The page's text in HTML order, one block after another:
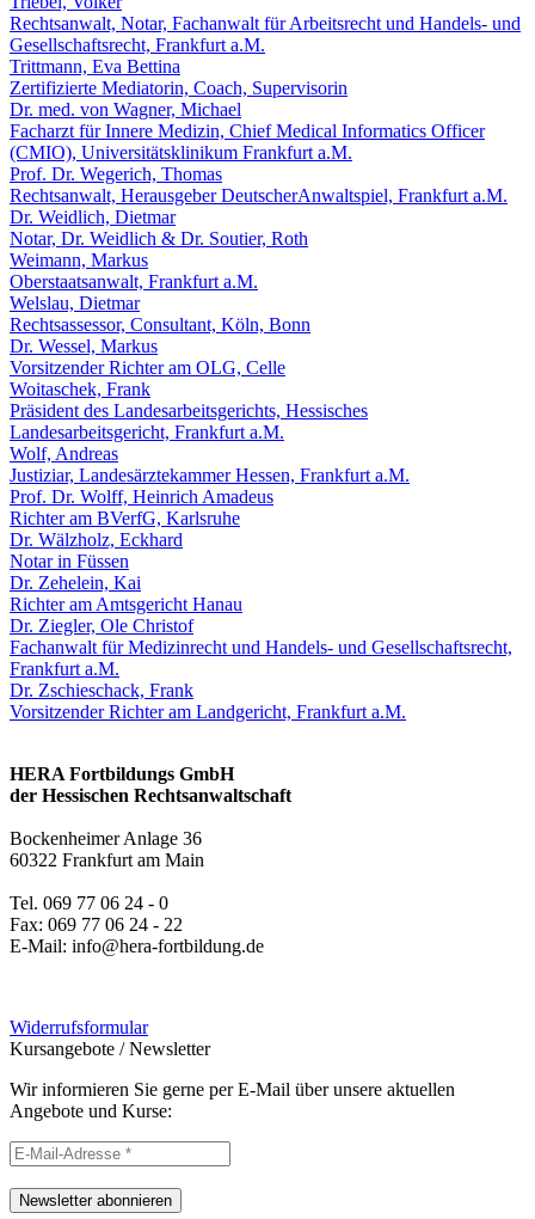
Rechtsanwalt, Notar, Fachanwalt für Arbeitsrecht und Handels- und
Gesellschaftsrecht, Frankfurt a.M.
Trittmann, Eva Bettina
Zertifizierte Mediatorin, Coach, Supervisorin
Dr. med. von Wagner, Michael
Facharzt für Innere Medizin, Chief Medical Informatics Officer
(CMIO), Universitätsklinikum Frankfurt a.M.
Prof. Dr. Wegerich, Thomas
Rechtsanwalt, Herausgeber DeutscherAnwaltspiel, Frankfurt a.M.
Dr. Weidlich, Dietmar
Notar, Dr. Weidlich & Dr. Soutier, Roth
Weimann, Markus
Oberstaatsanwalt, Frankfurt a.M.
Welslau, Dietmar
Rechtsassessor, Consultant, Köln, Bonn
Dr. Wessel, Markus
Vorsitzender Richter am OLG, Celle
Woitaschek, Frank
Präsident des Landesarbeitsgerichts, Hessisches
Landesarbeitsgericht, Frankfurt a.M.
Wolf, Andreas
Justiziar, Landesärztekammer Hessen, Frankfurt a.M.
Prof. Dr. Wolff, Heinrich Amadeus
Richter am BVerfG, Karlsruhe
Dr. Wälzholz, Eckhard
Notar in Füssen
Dr. Zehelein, Kai
Richter am Amtsgericht Hanau
Dr. Ziegler, Ole Christof
Fachanwalt für Medizinrecht und Handels- und Gesellschaftsrecht,
Frankfurt a.M.
Dr. Zschieschack, Frank
Vorsitzender Richter am Landgericht, Frankfurt a.M.
HERA Fortbildungs GmbH
der Hessischen Rechtsanwaltschaft
Bockenheimer Anlage 36
60322 Frankfurt am Main
Tel. 069 77 06 24 - 0
Fax: 069 77 06 24 - 22
E-Mail: info@hera-fortbildung.de
Widerrufsformular
Kursangebote /Newsletter
Wir informieren Sie gerne per E-Mail über unsere aktuellen
Angebote und Kurse:
Newsletter abonnieren